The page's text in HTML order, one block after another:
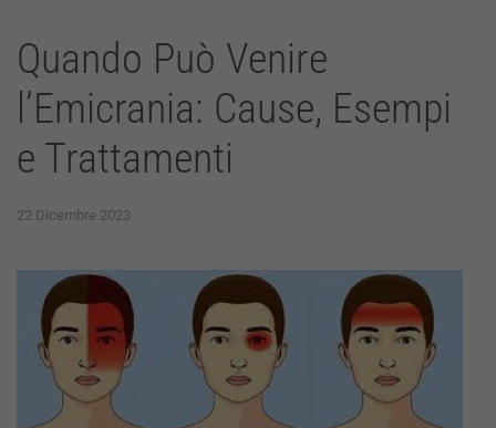
Quando Può Venire
l’Emicrania: Cause, Esempi
e Trattamenti
22 Dicembre 2023